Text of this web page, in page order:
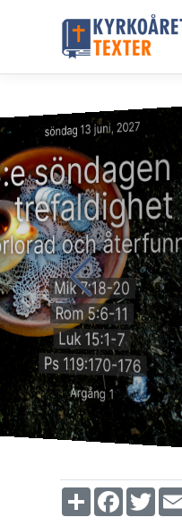
söndag 13 juni, 2027
trefaldighet
och
Mik 7:18-20
Rom 5:6-11
Luk 15:1-7
Ps 119:170-176
Årgång 1
Share